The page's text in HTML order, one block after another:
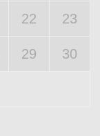
22 23
29 30